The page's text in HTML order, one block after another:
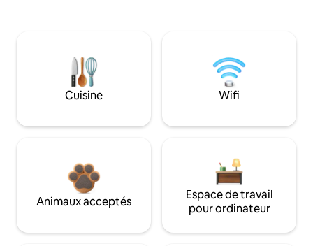
Cuisine Wifi
Animaux acceptés
Espace de travail
pour ordinateur